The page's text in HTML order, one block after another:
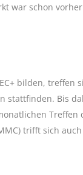
war schon
bilden, treffen
stattfinden. Bis
Treffen
trifft sich